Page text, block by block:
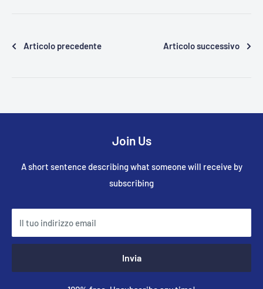
Articolo precedente Articolo successivo
Join Us
A short sentence describing what someone will receive by
subscribing
Il tuo indirizzo email
Invia